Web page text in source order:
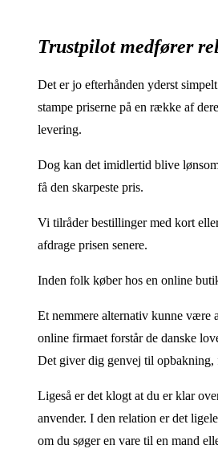
Trustpilot medfører
Det er jo efterhånden yderst
stampe priserne på en række af
levering.
Dog kan det imidlertid blive
få den skarpeste pris.
Vi tilråder bestillinger med kort
afdrage prisen senere.
Inden folk køber hos en online
Et nemmere alternativ kunne være
online firmaet forstår de danske
Det giver dig genvej til opbakning,
Ligeså er det klogt at du er klar
anvender. I den relation er det
om du søger en vare til en mand